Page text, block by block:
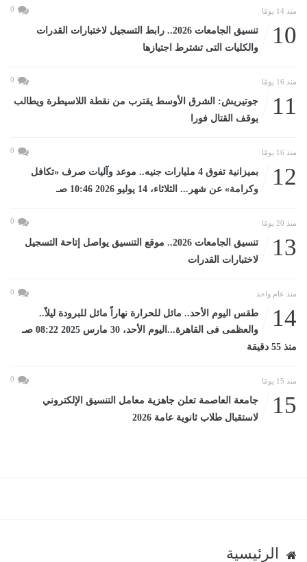
منذ 14 يومًا 0
10
تنسيق الجامعات 2026.. رابط التسجيل لاختبارات القدرات
والكليات التى تشترط اجتيازها
منذ 16 يومًا 0
11
جوتيريش: الشرق الأوسط يقترب من نقطة اللاسيطرة ويطالب
بوقف القتال فورا
منذ 16 يومًا 0
12
بميزانية تفوق 4 مليارات جنيه.. موعد وآليات صرف «تكافل
وكرامة» عن شهر... الثلاثاء، 14 يوليو 2026 10:46 صـ
منذ 20 يومًا 0
13
تنسيق الجامعات 2026.. موقع التنسيق يواصل إتاحة التسجيل
لاختبارات القدرات
منذ عام واحد 0
14
طقس اليوم الأحد.. مائل للحرارة نهاراً مائل للبرودة ليلاً..
والعظمى فى القاهرة...اليوم الأحد، 30 مارس 2025 08:22 صـ
منذ 55 دقيقة
منذ 15 يومًا 0
15
جامعة العاصمة تعلن جاهزية معامل التنسيق الإلكتروني
لاستقبال طلاب ثانوية عامة 2026
الرئيسية